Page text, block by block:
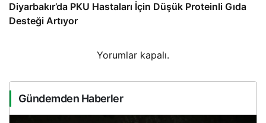
Diyarbakır’da PKU Hastaları İçin Düşük Proteinli Gıda
Desteği Artıyor
Yorumlar kapalı.
Gündemden Haberler